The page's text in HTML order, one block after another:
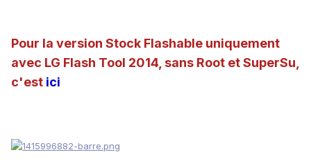
Pour la version Stock Flashable uniquement
avec LG Flash Tool 2014, sans Root et SuperSu,
c'est ici